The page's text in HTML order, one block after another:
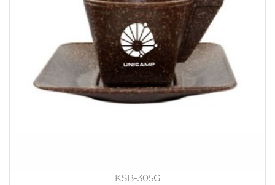
KSB-305G